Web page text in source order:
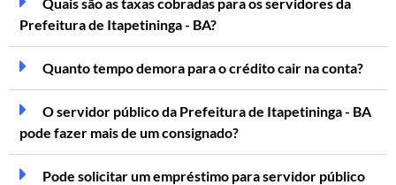
Prefeitura de Itapetininga - BA?
Quanto tempo demora para o crédito cair na conta?
O servidor público da Prefeitura de Itapetininga - BA
pode fazer mais de um consignado?
Pode solicitar um empréstimo para servidor público